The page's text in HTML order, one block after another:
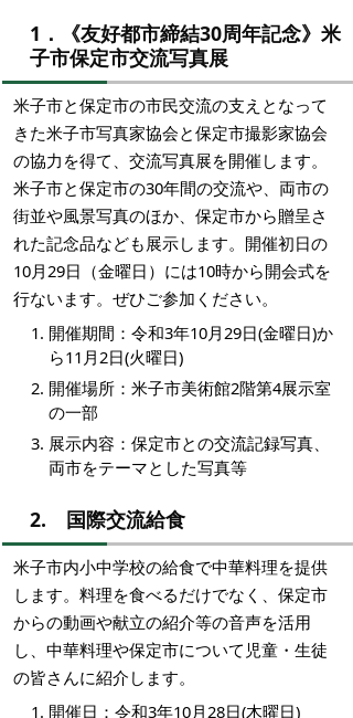
1．《友好都市締結30周年記念》米
子市保定市交流写真展
米子市と保定市の市民交流の支えとなって
きた米子市写真家協会と保定市撮影家協会
の協力を得て、交流写真展を開催します。
米子市と保定市の30年間の交流や、両市の
街並や風景写真のほか、保定市から贈呈さ
れた記念品なども展示します。開催初日の
10月29日（金曜日）には10時から開会式を
行ないます。ぜひご参加ください。
開催期間：令和3年10月29日(金曜日)か
ら11月2日(火曜日)
開催場所：米子市美術館2階第4展示室
の一部
展示内容：保定市との交流記録写真、
両市をテーマとした写真等
2. 国際交流給食
米子市内小中学校の給食で中華料理を提供
します。料理を食べるだけでなく、保定市
からの動画や献立の紹介等の音声を活用
し、中華料理や保定市について児童・生徒
の皆さんに紹介します。
開催日：令和3年10月28日(木曜日)